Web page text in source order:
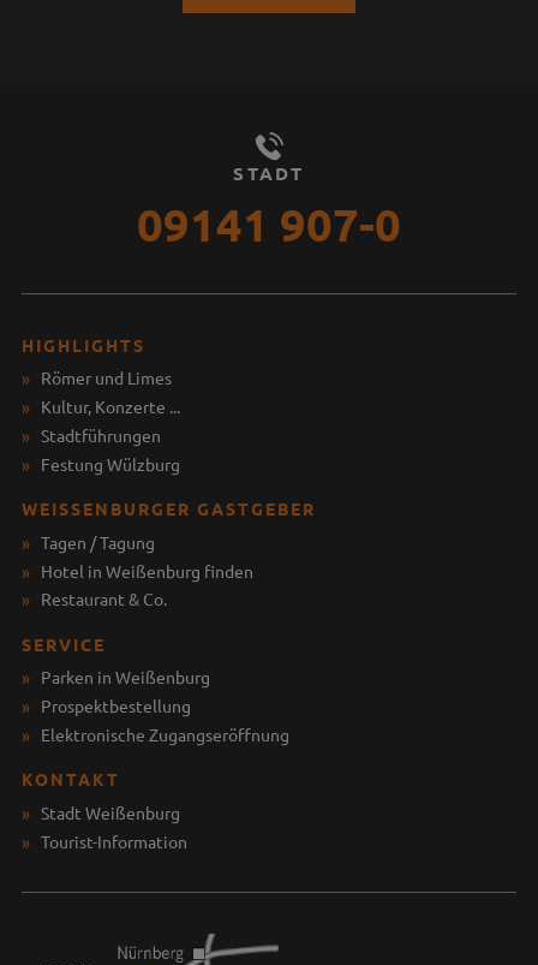
STADT
09141 907-0
HIGHLIGHTS
Römer und Limes
Kultur, Konzerte ...
Stadtführungen
Festung Wülzburg
WEISSENBURGER GASTGEBER
Tagen / Tagung
Hotel in Weißenburg finden
Restaurant & Co.
SERVICE
Parken in Weißenburg
Prospektbestellung
Elektronische Zugangseröffnung
KONTAKT
Stadt Weißenburg
Tourist-Information